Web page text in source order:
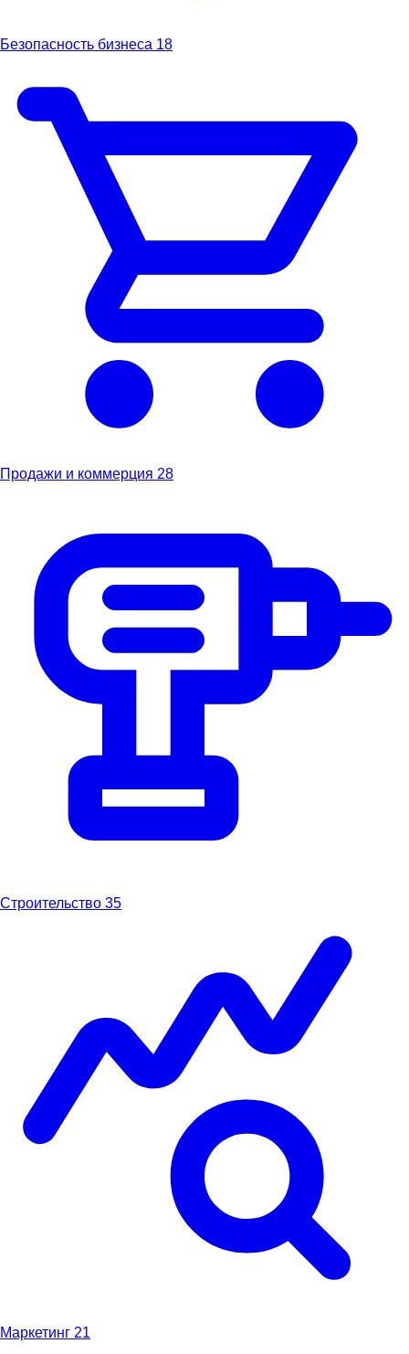
Безопасность бизнеса 18
Продажи и коммерция 28
Строительство 35
Маркетинг 21